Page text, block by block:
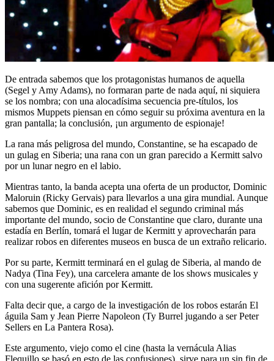
De entrada sabemos que los protagonistas humanos de aquella
(Segel y Amy Adams), no formaran parte de nada aquí, ni siquiera
se los nombra; con una alocadísima secuencia pre-títulos, los
mismos Muppets piensan en cómo seguir su próxima aventura en la
gran pantalla; la conclusión, ¡un argumento de espionaje!
La rana más peligrosa del mundo, Constantine, se ha escapado de
un gulag en Siberia; una rana con un gran parecido a Kermitt salvo
por un lunar negro en el labio.
Mientras tanto, la banda acepta una oferta de un productor, Dominic
Maloruin (Ricky Gervais) para llevarlos a una gira mundial. Aunque
sabemos que Dominic, es en realidad el segundo criminal más
importante del mundo, socio de Constantine que claro, durante una
estadía en Berlín, tomará el lugar de Kermitt y aprovecharán para
realizar robos en diferentes museos en busca de un extraño relicario.
Por su parte, Kermitt terminará en el gulag de Siberia, al mando de
Nadya (Tina Fey), una carcelera amante de los shows musicales y
con una sugerente afición por Kermitt.
Falta decir que, a cargo de la investigación de los robos estarán El
águila Sam y Jean Pierre Napoleon (Ty Burrel jugando a ser Peter
Sellers en La Pantera Rosa).
Este argumento, viejo como el cine (hasta la vernácula Alias